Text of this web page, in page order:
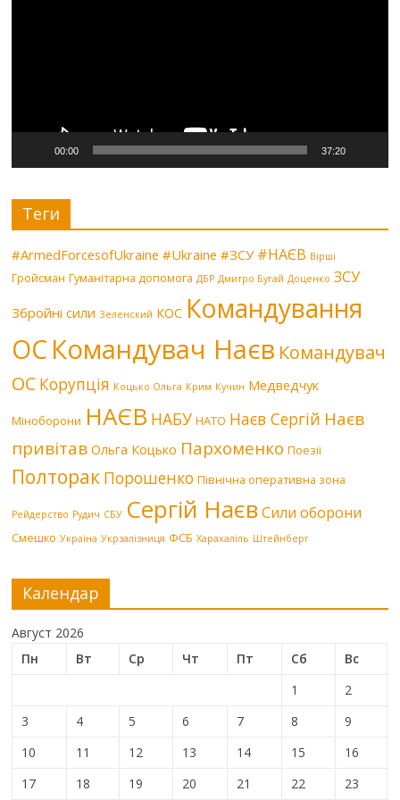
00:00 37:20
Теги
#ArmedForcesofUkraine #Ukraine #ЗСУ #НАЄВ Вірші
Гройсман Гуманітарна допомога ДБР Дмитро Бугай Доценко ЗСУ
Збройні сили Зеленский КОС Командування
ОС Командувач Наєв Командувач
ОС Корупція Коцько Ольга Крим Кучин Медведчук
Міноборони НАЄВ НАБУ НАТО Наєв Сергій Наєв
привітав Ольга Коцько Пархоменко Поезії
Полторак Порошенко Північна оперативна зона
Рейдерство Рудич СБУ Сергій Наєв Сили оборони
Смешко Україна Укрзалізниця ФСБ Харахаліль Штейнберг
Календар
Август 2026
Пн
Вт Ср Чт Пт Сб
Вс
1
2
3
4 5 6 7 8
9
10
11 12 13 14 15
16
17
18 19 20 21 22 23